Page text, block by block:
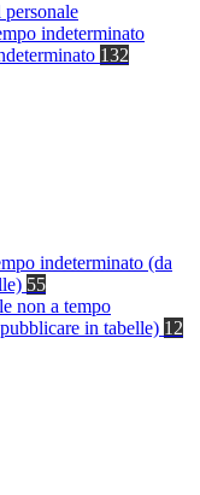
indeterminato
132
indeterminato (da
55
non a tempo
in tabelle) 12